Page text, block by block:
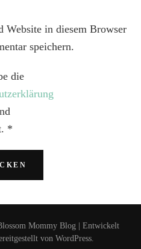
Website in diesem Browser
speichern.
die
*
Mommy Blog | Entwickelt
von WordPress